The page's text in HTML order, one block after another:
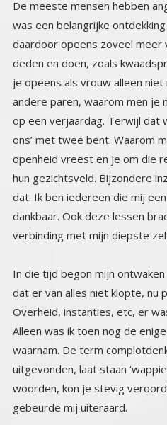
De meeste mensen hebben
was een belangrijke
daardoor opeens zoveel meer
deden en doen, zoals
je opeens als vrouw alleen
andere paren, waarom men je
op een verjaardag. Terwijl dat
ons’ met twee bent. Waarom
openheid vreest en je om die
hun gezichtsveld. Bijzondere
dat. Ik ben iedereen die mij
dankbaar. Ook deze lessen
verbinding met mijn diepste
In die tijd begon mijn
dat er van alles niet klopte, nu
Overheid, instanties, etc, er
Alleen was ik toen nog de
waarnam. De term
uitgevonden, laat staan
woorden, kon je stevig
gebeurde mij uiteraard.